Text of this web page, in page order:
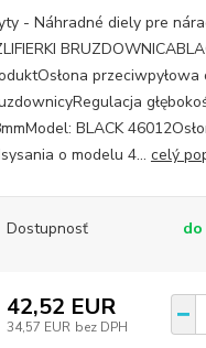
- Náhradné diely pre
BLACK
o modelu 4... celý
Dostupnosť
42,52 EUR
34,57 EUR bez DPH